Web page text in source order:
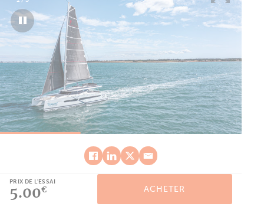
PRIX DE L'ESSAI
5.00€ ACHETER